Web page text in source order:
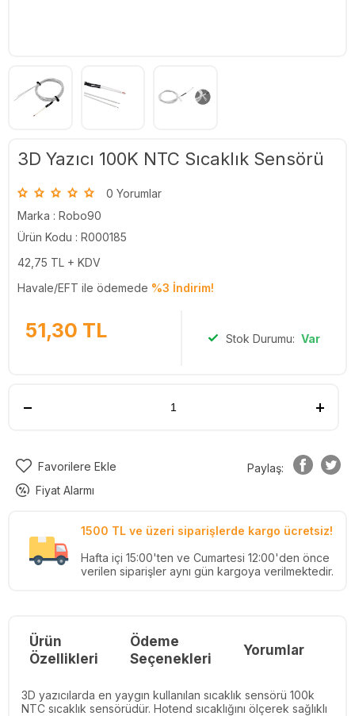
3D Yazıcı 100K NTC Sıcaklık Sensörü
0 Yorumlar
Marka : Robo90
Ürün Kodu : R000185
42,75 TL + KDV
Havale/EFT ile ödemede %3 İndirim!
51,30 TL Stok Durumu: Var
Favorilere Ekle
Fiyat Alarmı
Paylaş:
1500 TL ve üzeri siparişlerde kargo ücretsiz!
Hafta içi 15:00'ten ve Cumartesi 12:00'den önce
verilen siparişler aynı gün kargoya verilmektedir.
Ürün
Özellikleri
Ödeme
Seçenekleri
Yorumlar
3D yazıcılarda en yaygın kullanılan sıcaklık sensörü 100k
NTC sıcaklık sensörüdür. Hotend sıcaklığını ölçerek sağlıklı